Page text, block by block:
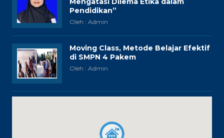
Pendidikan”
Oleh : Admin
Moving Class, Metode Belajar Efektif
di SMPN 4 Pakem
Oleh : Admin